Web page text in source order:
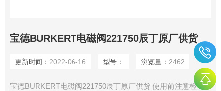
宝德BURKERT电磁阀221750辰丁原厂供货
更新时间： 2022-06-16 型号： 浏览量： 2462
宝德BURKERT电磁阀221750辰丁原厂供货 使用前注意检查